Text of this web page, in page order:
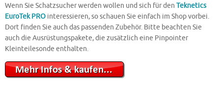
Wenn Sie Schatzsucher werden wollen und sich für den Teknetics
EuroTek PRO interessieren, so schauen Sie einfach im Shop vorbei.
Dort finden Sie auch das passenden Zubehör. Bitte beachten Sie
auch die Ausrüstungspakete, die zusätzlich eine Pinpointer
Kleinteilesonde enthalten.